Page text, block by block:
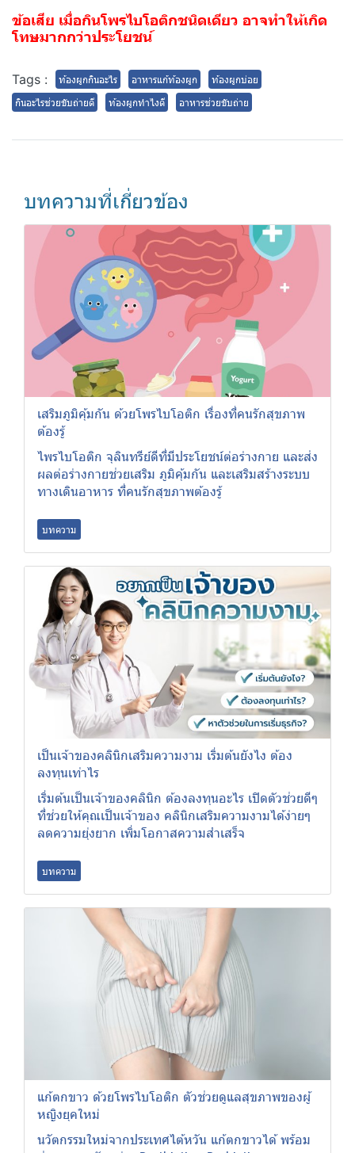
ข้อเสีย เมื่อกินโพรไบโอติกชนิดเดียว อาจทำให้เกิด
โทษมากกว่าประโยชน์
Tags : ท้องผูกกินอะไร อาหารแก้ท้องผูก
ท้องผูกบ่อย
กินอะไรช่วยขับถ่ายดี
ท้องผูกทำไงดี อาหารช่วยขับถ่าย
บทความที่เกี่ยวข้อง
เสริมภูมิคุ้มกัน ด้วยโพรไบโอติก เรื่องที่คนรักสุขภาพ
ต้องรู้
ไพรไบโอติก จุลินทรีย์ดีที่มีประโยชน์ต่อร่างกาย และส่ง
ผลต่อร่างกายช่วยเสริม ภูมิคุ้มกัน และเสริมสร้างระบบ
ทางเดินอาหาร ที่คนรักสุขภาพต้องรู้
บทความ
เป็นเจ้าของคลินิกเสริมความงาม เริ่มต้นยังไง ต้อง
ลงทุนเท่าไร
เริ่มต้นเป็นเจ้าของคลินิก ต้องลงทุนอะไร เปิดตัวช่วยดีๆ
ที่ช่วยให้คุณเป็นเจ้าของ คลินิกเสริมความงามได้ง่ายๆ
ลดความยุ่งยาก เพิ่มโอกาสความสำเสร็จ
บทความ
แก้ตกขาว ด้วยโพรไบโอติก ตัวช่วยดูแลสุขภาพของผู้
หญิงยุคใหม่
นวัตกรรมใหม่จากประเทศไต้หวัน แก้ตกขาวได้ พร้อม